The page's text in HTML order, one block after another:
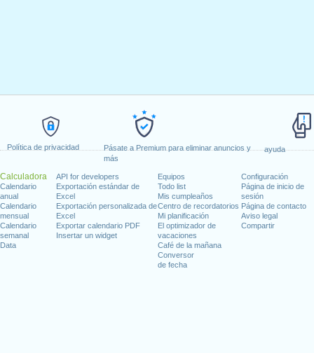
Política de privacidad
Pásate a Premium para eliminar anuncios y
más
ayuda
Calculadora
Calendario
anual
Calendario
mensual
Calendario
semanal
Data
API for developers
Exportación estándar de
Excel
Exportación personalizada de
Excel
Exportar calendario PDF
Insertar un widget
Equipos
Todo list
Mis cumpleaños
Centro de recordatorios
Mi planificación
El optimizador de
vacaciones
Café de la mañana
Conversor
de fecha
Configuración
Página de inicio de
sesión
Página de contacto
Aviso legal
Compartir